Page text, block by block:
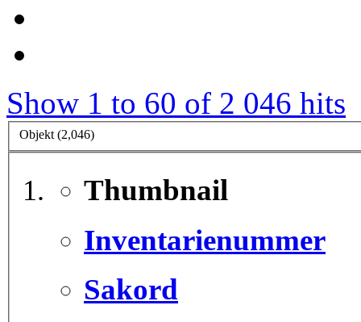
Show 1 to 60 of 2 046 hits
Objekt (2,046)
Thumbnail
Inventarienummer
Sakord